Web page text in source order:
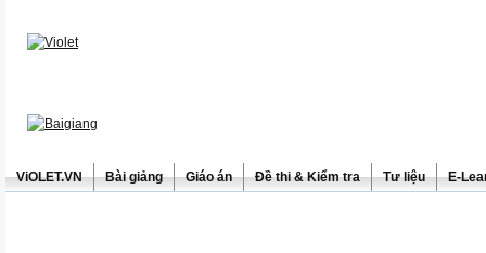
ViOLET.VN Bài giảng Giáo án Đề thi & Kiểm tra Tư liệu E-